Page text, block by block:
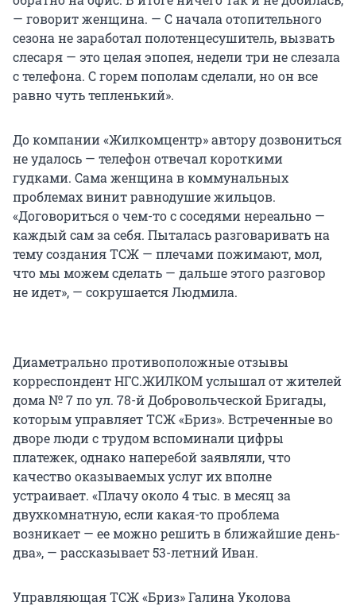
— говорит женщина. — С начала отопительного
сезона не заработал полотенцесушитель, вызвать
слесаря — это целая эпопея, недели три не слезала
с телефона. С горем пополам сделали, но он все
равно чуть тепленький».
До компании «Жилкомцентр» автору дозвониться
не удалось — телефон отвечал короткими
гудками. Сама женщина в коммунальных
проблемах винит равнодушие жильцов.
«Договориться о чем-то с соседями нереально —
каждый сам за себя. Пыталась разговаривать на
тему создания ТСЖ — плечами пожимают, мол,
что мы можем сделать — дальше этого разговор
не идет», — сокрушается Людмила.
Диаметрально противоположные отзывы
корреспондент НГС.ЖИЛКОМ услышал от жителей
дома № 7 по ул. 78-й Добровольческой Бригады,
которым управляет ТСЖ «Бриз». Встреченные во
дворе люди с трудом вспоминали цифры
платежек, однако наперебой заявляли, что
качество оказываемых услуг их вполне
устраивает. «Плачу около 4 тыс. в месяц за
двухкомнатную, если какая-то проблема
возникает — ее можно решить в ближайшие день-
два», — рассказывает 53-летний Иван.
Управляющая ТСЖ «Бриз» Галина Уколова